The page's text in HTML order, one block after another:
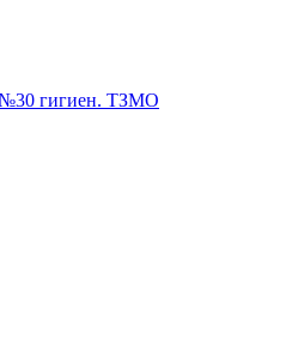
№30 гигиен. ТЗМО